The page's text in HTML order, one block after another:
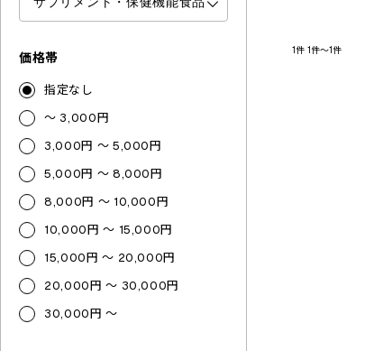
価格帯
指定なし
～ 3,000円
3,000円 ～ 5,000円
5,000円 ～ 8,000円
8,000円 ～ 10,000円
10,000円 ～ 15,000円
15,000円 ～ 20,000円
20,000円 ～ 30,000円
30,000円 ～
1件 1件～1件